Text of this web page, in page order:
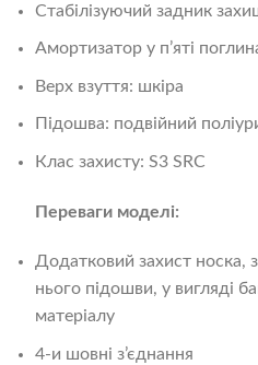
Стабілізуючий задник
Амортизатор у п’яті
Верх взуття: шкіра
Підошва: подвійний
Клас захисту: S3 SRC
Переваги моделі:
Додатковий захист носка,
нього підошви, у вигляді
матеріалу
4-и шовні з’єднання